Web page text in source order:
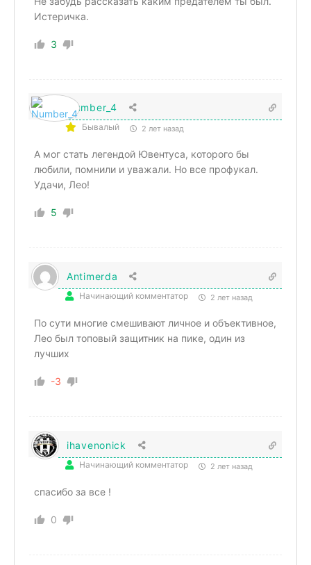
Истеричка.
3
Number_4
Бывалый 2 лет назад
А мог стать легендой Ювентуса, которого бы
любили, помнили и уважали. Но все профукал.
Удачи, Лео!
5
Antimerda
Начинающий комментатор 2 лет назад
По сути многие смешивают личное и объективное,
Лео был топовый защитник на пике, один из
лучших
-3
ihavenonick
Начинающий комментатор 2 лет назад
спасибо за все !
0